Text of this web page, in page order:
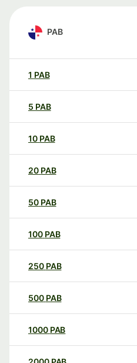
PAB
1 PAB
5 PAB
10 PAB
20 PAB
50 PAB
100 PAB
250 PAB
500 PAB
1000 PAB